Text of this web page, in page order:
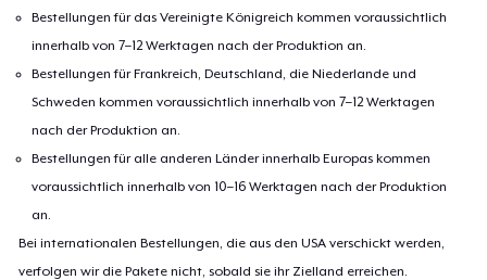
Bestellungen für das Vereinigte Königreich kommen voraussichtlich
innerhalb von 7–12 Werktagen nach der Produktion an.
Bestellungen für Frankreich, Deutschland, die Niederlande und
Schweden kommen voraussichtlich innerhalb von 7–12 Werktagen
nach der Produktion an.
Bestellungen für alle anderen Länder innerhalb Europas kommen
voraussichtlich innerhalb von 10–16 Werktagen nach der Produktion
an.
Bei internationalen Bestellungen, die aus den USA verschickt werden,
verfolgen wir die Pakete nicht, sobald sie ihr Zielland erreichen.